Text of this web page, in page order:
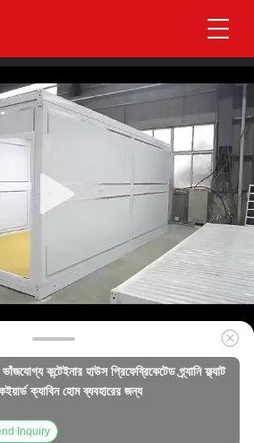
কন্টেইনার হাউস প্রিফেব্রিকেটেড গ্র্যানি ফ্ল্যাট
ক্যাবিন হোম ব্যবহারের জন্য
Inquiry